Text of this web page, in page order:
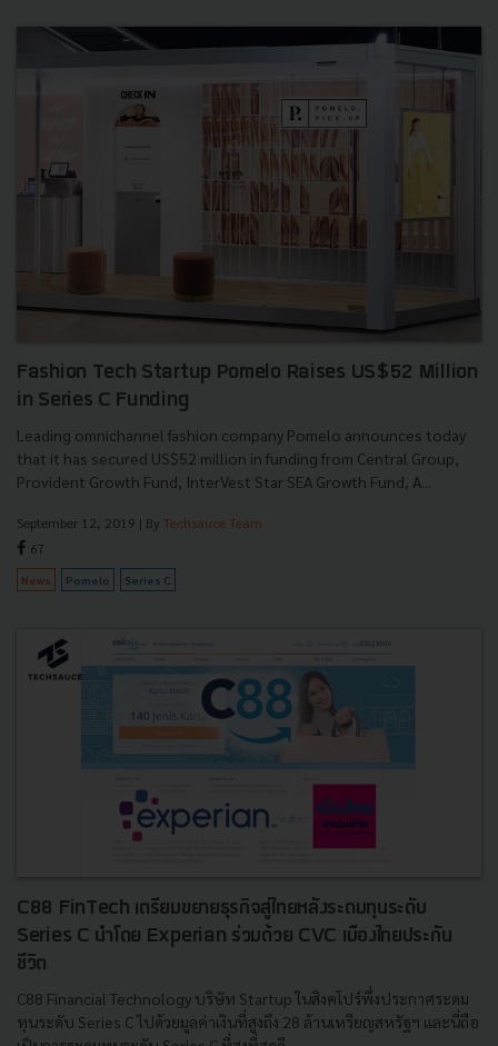
Fashion Tech Startup Pomelo Raises US$52 Million
in Series C Funding
Leading omnichannel fashion company Pomelo announces today
that it has secured US$52 million in funding from Central Group,
Provident Growth Fund, InterVest Star SEA Growth Fund, A...
September 12, 2019 | By Techsauce Team
67
News Pomelo Series C
C88 FinTech เตรียมขยายธุรกิจสู่ไทยหลังระดมทุนระดับ
Series C นำโดย Experian ร่วมด้วย CVC เมืองไทยประกัน
ชีวิต
C88 Financial Technology บริษัท Startup ในสิงคโปร์พึ่งประกาศระดม
ทุนระดับ Series C ไปด้วยมูลค่าเงินที่สูงถึง 28 ล้านเหรียญสหรัฐฯ และนี่ถือ